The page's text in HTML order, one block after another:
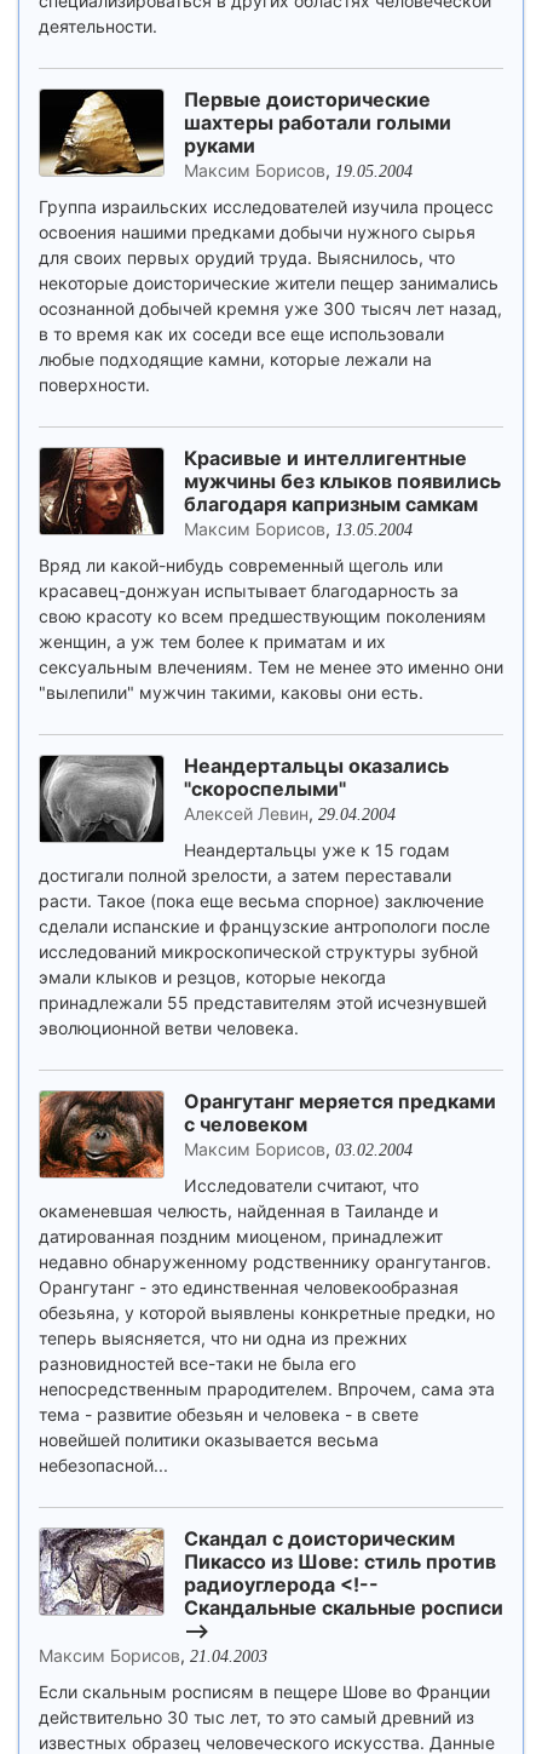
деятельности.
Первые доисторические
шахтеры работали голыми
руками
Максим Борисов, 19.05.2004
Группа израильских исследователей изучила процесс
освоения нашими предками добычи нужного сырья
для своих первых орудий труда. Выяснилось, что
некоторые доисторические жители пещер занимались
осознанной добычей кремня уже 300 тысяч лет назад,
в то время как их соседи все еще использовали
любые подходящие камни, которые лежали на
поверхности.
Красивые и интеллигентные
мужчины без клыков появились
благодаря капризным самкам
Максим Борисов, 13.05.2004
Вряд ли какой-нибудь современный щеголь или
красавец-донжуан испытывает благодарность за
свою красоту ко всем предшествующим поколениям
женщин, а уж тем более к приматам и их
сексуальным влечениям. Тем не менее это именно они
"вылепили" мужчин такими, каковы они есть.
Неандертальцы оказались
"скороспелыми"
Алексей Левин, 29.04.2004
Неандертальцы уже к 15 годам
достигали полной зрелости, а затем переставали
расти. Такое (пока еще весьма спорное) заключение
сделали испанские и французские антропологи после
исследований микроскопической структуры зубной
эмали клыков и резцов, которые некогда
принадлежали 55 представителям этой исчезнувшей
эволюционной ветви человека.
Орангутанг меряется предками
с человеком
Максим Борисов, 03.02.2004
Исследователи считают, что
окаменевшая челюсть, найденная в Таиланде и
датированная поздним миоценом, принадлежит
недавно обнаруженному родственнику орангутангов.
Орангутанг - это единственная человекообразная
обезьяна, у которой выявлены конкретные предки, но
теперь выясняется, что ни одна из прежних
разновидностей все-таки не была его
непосредственным прародителем. Впрочем, сама эта
тема - развитие обезьян и человека - в свете
новейшей политики оказывается весьма
небезопасной...
Скандал с доисторическим
Пикассо из Шове: стиль против
радиоуглерода <!--
Скандальные скальные росписи
-->
Максим Борисов, 21.04.2003
Если скальным росписям в пещере Шове во Франции
действительно 30 тыс лет, то это самый древний из
известных образец человеческого искусства. Данные